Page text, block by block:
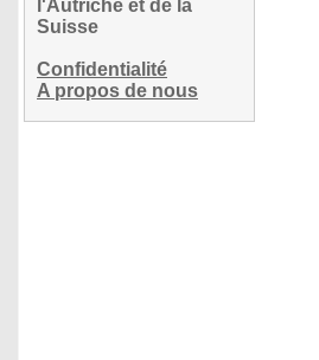
l'Autriche et de la
Suisse
Confidentialité
A propos de nous